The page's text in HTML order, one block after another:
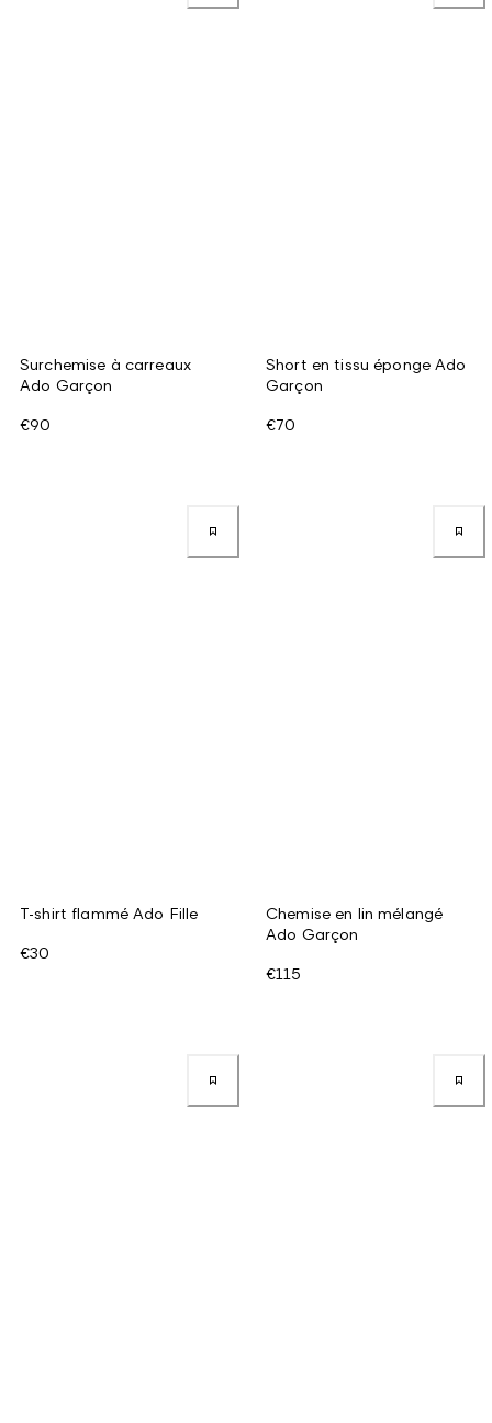
Surchemise à carreaux
Ado Garçon
€90
Short en tissu éponge Ado
Garçon
€70
T-shirt flammé Ado Fille
€30
Chemise en lin mélangé
Ado Garçon
€115